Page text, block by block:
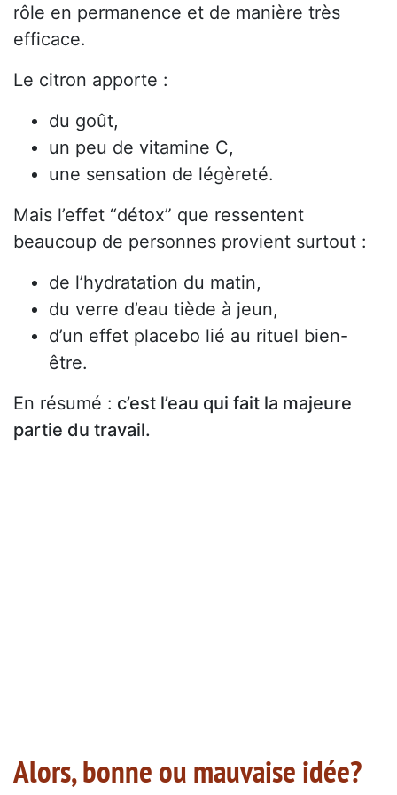
rôle en permanence et de manière très
efficace.
Le citron apporte :
du goût,
un peu de vitamine C,
une sensation de légèreté.
Mais l’effet “détox” que ressentent
beaucoup de personnes provient surtout :
de l’hydratation du matin,
du verre d’eau tiède à jeun,
d’un effet placebo lié au rituel bien-
être.
En résumé : c’est l’eau qui fait la majeure
partie du travail.
Alors, bonne ou mauvaise idée?